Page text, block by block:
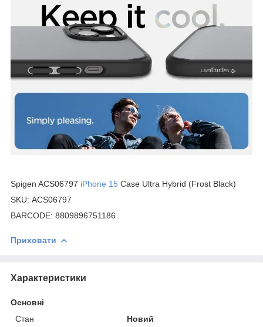
Spigen ACS06797 iPhone 15 Case Ultra Hybrid (Frost Black)
SKU: ACS06797
BARCODE: 8809896751186
Приховати
Характеристики
Основні
Стан
Новий